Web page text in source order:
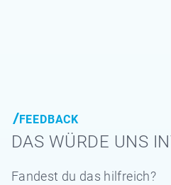
FEEDBACK
DAS WÜRDE UNS
Fandest du das hilfreich?